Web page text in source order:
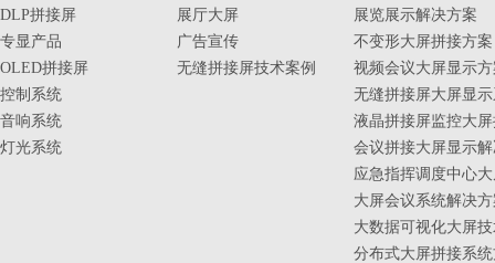
DLP拼接屏
专显产品
OLED拼接屏
控制系统
音响系统
灯光系统
展厅大屏
广告宣传
无缝拼接屏技术案例
展览展示解决方案
不变形大屏拼接方案
视频会议大屏显示
无缝拼接屏大屏显
液晶拼接屏监控大
会议拼接大屏显示
应急指挥调度中心
大屏会议系统解决
大数据可视化大屏
分布式大屏拼接系